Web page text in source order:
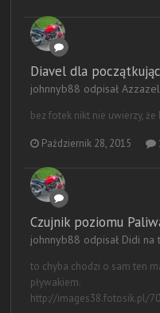
Diavel dla
johnnyb88 odpisał
bez fotek nikt nie uwierzy, że
Październik 28, 2015
Czujnik poziomu
johnnyb88 odpisał Didi na
to chyba chodzi o sam ten
pływakiem.
http://images38.fotosik.pl/